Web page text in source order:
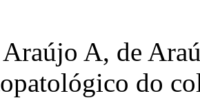
A, de
do